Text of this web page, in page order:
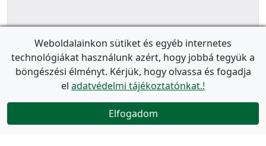
Weboldalainkon sütiket és egyéb internetes
technológiákat használunk azért, hogy jobbá tegyük a
böngészési élményt. Kérjük, hogy olvassa és fogadja
el adatvédelmi tájékoztatónkat.!
Elfogadom